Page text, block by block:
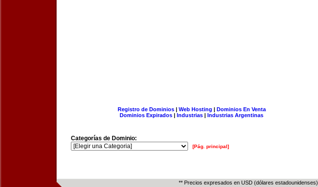
Registro de Dominios| Web Hosting | Dominios En Venta
Dominios Expirados | Industrias | Industrias Argentinas
Categorías de Dominio:
[Pág. principal]
** Precios expresados en USD (dólares estadounidenses)